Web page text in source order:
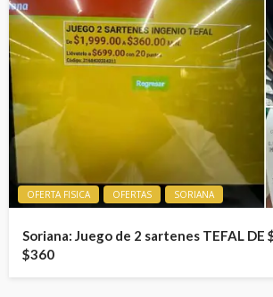
OFERTA FISICA OFERTAS SORIANA
Soriana: Juego de 2 sartenes TEFAL DE
$360